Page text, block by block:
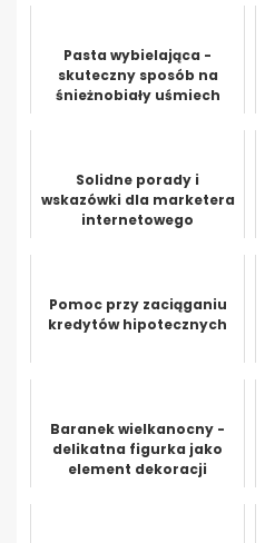
Pasta wybielająca -
skuteczny sposób na
śnieżnobiały uśmiech
Solidne porady i
wskazówki dla marketera
internetowego
Pomoc przy zaciąganiu
kredytów hipotecznych
Baranek wielkanocny -
delikatna figurka jako
element dekoracji